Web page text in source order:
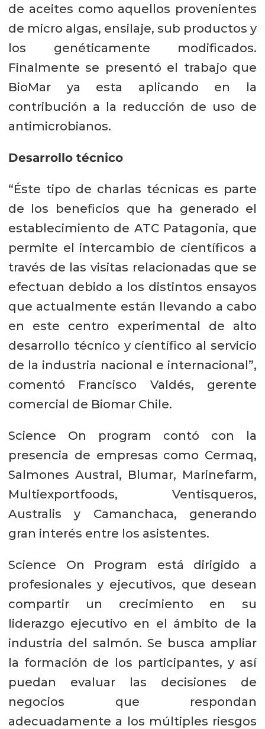
de aceites como aquellos provenientes
de micro algas, ensilaje, sub productos y
los genéticamente modificados.
Finalmente se presentó el trabajo que
BioMar ya esta aplicando en la
contribución a la reducción de uso de
antimicrobianos.
Desarrollo técnico
“Éste tipo de charlas técnicas es parte
de los beneficios que ha generado el
establecimiento de ATC Patagonia, que
permite el intercambio de científicos a
través de las visitas relacionadas que se
efectuan debido a los distintos ensayos
que actualmente están llevando a cabo
en este centro experimental de alto
desarrollo técnico y científico al servicio
de la industria nacional e internacional”,
comentó Francisco Valdés, gerente
comercial de Biomar Chile.
Science On program contó con la
presencia de empresas como Cermaq,
Salmones Austral, Blumar, Marinefarm,
Multiexportfoods, Ventisqueros,
Australis y Camanchaca, generando
gran interés entre los asistentes.
Science On Program está dirigido a
profesionales y ejecutivos, que desean
compartir un crecimiento en su
liderazgo ejecutivo en el ámbito de la
industria del salmón. Se busca ampliar
la formación de los participantes, y así
puedan evaluar las decisiones de
negocios que respondan
adecuadamente a los múltiples riesgos